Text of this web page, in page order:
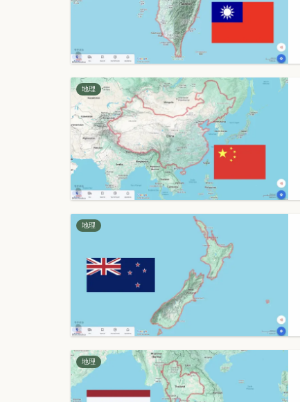
地理
地理
地理